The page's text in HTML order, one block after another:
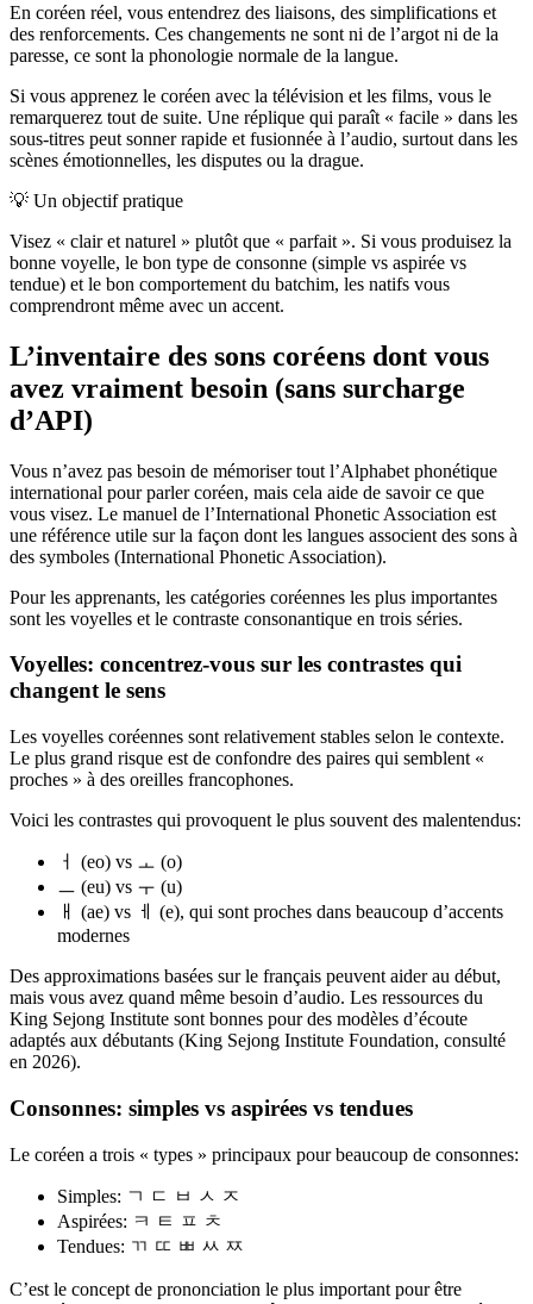
En coréen réel, vous entendrez des liaisons, des simplifications et
des renforcements. Ces changements ne sont ni de l’argot ni de la
paresse, ce sont la phonologie normale de la langue.
Si vous apprenez le coréen avec la télévision et les films, vous le
remarquerez tout de suite. Une réplique qui paraît « facile » dans les
sous-titres peut sonner rapide et fusionnée à l’audio, surtout dans les
scènes émotionnelles, les disputes ou la drague.
💡 Un objectif pratique
Visez « clair et naturel » plutôt que « parfait ». Si vous produisez la
bonne voyelle, le bon type de consonne (simple vs aspirée vs
tendue) et le bon comportement du batchim, les natifs vous
comprendront même avec un accent.
L’inventaire des sons coréens dont vous
avez vraiment besoin (sans surcharge
d’API)
Vous n’avez pas besoin de mémoriser tout l’Alphabet phonétique
international pour parler coréen, mais cela aide de savoir ce que
vous visez. Le manuel de l’International Phonetic Association est
une référence utile sur la façon dont les langues associent des sons à
des symboles (International Phonetic Association).
Pour les apprenants, les catégories coréennes les plus importantes
sont les voyelles et le contraste consonantique en trois séries.
Voyelles: concentrez-vous sur les contrastes qui
changent le sens
Les voyelles coréennes sont relativement stables selon le contexte.
Le plus grand risque est de confondre des paires qui semblent «
proches » à des oreilles francophones.
Voici les contrastes qui provoquent le plus souvent des malentendus:
ㅓ (eo) vs ㅗ (o)
ㅡ (eu) vs ㅜ (u)
ㅐ (ae) vs ㅔ (e), qui sont proches dans beaucoup d’accents
modernes
Des approximations basées sur le français peuvent aider au début,
mais vous avez quand même besoin d’audio. Les ressources du
King Sejong Institute sont bonnes pour des modèles d’écoute
adaptés aux débutants (King Sejong Institute Foundation, consulté
en 2026).
Consonnes: simples vs aspirées vs tendues
Le coréen a trois « types » principaux pour beaucoup de consonnes:
Simples: ㄱ ㄷ ㅂ ㅅ ㅈ
Aspirées: ㅋ ㅌ ㅍ ㅊ
Tendues: ㄲ ㄸ ㅃ ㅆ ㅉ
C’est le concept de prononciation le plus important pour être